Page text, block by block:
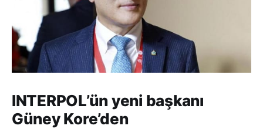
INTERPOL’ün yeni başkanı
Güney Kore’den